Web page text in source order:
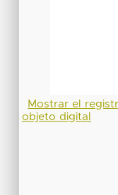
Mostrar el
objeto digital